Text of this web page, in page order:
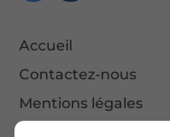
Accueil
Contactez-nous
Mentions légales